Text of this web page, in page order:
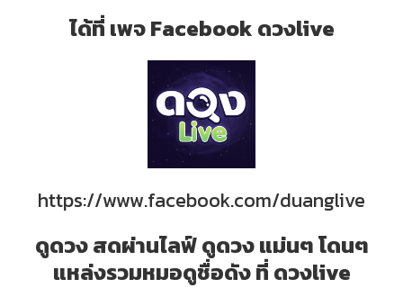
ได้ที่ เพจ Facebook ดวงlive
https://www.facebook.com/duanglive
ดูดวง สดผ่านไลฟ์ ดูดวง แม่นๆ โดนๆ
แหล่งรวมหมอดูชื่อดัง ที่ ดวงlive